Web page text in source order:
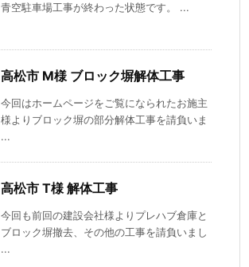
青空駐車場工事が終わった状態です。 ...
高松市 M様 ブロック塀解体工事
今回はホームページをご覧になられたお施主
様よりブロック塀の部分解体工事を請負いま
...
高松市 T様 解体工事
今回も前回の建設会社様よりプレハブ倉庫と
ブロック塀撤去、その他の工事を請負いまし
...